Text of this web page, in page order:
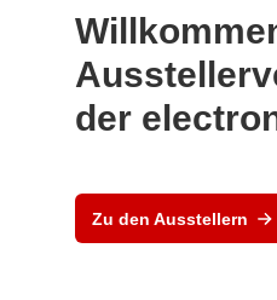
der
Zu den Ausstellern